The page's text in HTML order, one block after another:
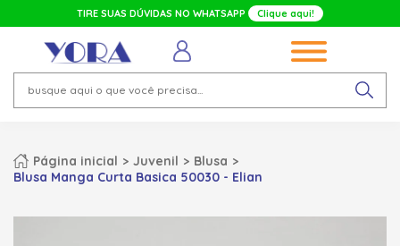
TIRE SUAS DÚVIDAS NO WHATSAPP Clique aqui!
Página inicial Juvenil
Blusa
Blusa Manga Curta Basica 50030 - Elian